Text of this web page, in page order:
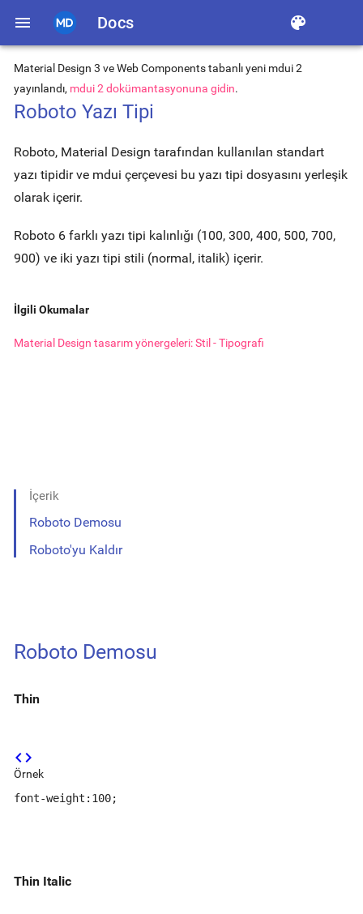
menu Docs color_lens
Material Design 3 ve Web Components tabanlı yeni mdui 2
yayınlandı, mdui 2 dokümantasyonuna gidin.
Roboto Yazı Tipi
Roboto, Material Design tarafından kullanılan standart
yazı tipidir ve mdui çerçevesi bu yazı tipi dosyasını yerleşik
olarak içerir.
Roboto 6 farklı yazı tipi kalınlığı (100, 300, 400, 500, 700,
900) ve iki yazı tipi stili (normal, italik) içerir.
İlgili Okumalar
Material Design tasarım yönergeleri: Stil - Tipografi
İçerik
Roboto Demosu
Roboto'yu Kaldır
Roboto Demosu
Thin
code
Örnek
font-weight:100;
Thin Italic